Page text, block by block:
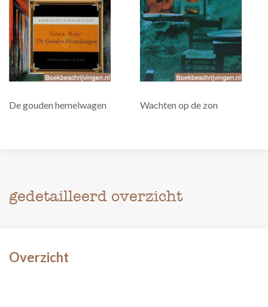
De gouden hemelwagen Wachten op de zon
gedetailleerd overzicht
Overzicht